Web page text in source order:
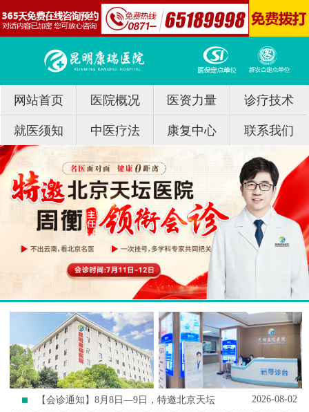
网站首页 医院概况 医资力量 诊疗技术
就医须知 中医疗法 康复中心 联系我们
【会诊通知】8月8日—9日，特邀北京天坛 2026-08-02